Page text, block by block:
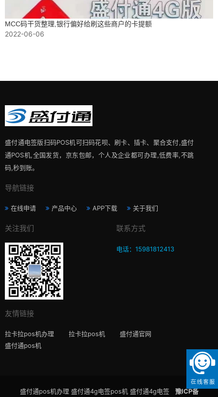
MCC码干货整理,银行偏好给刷这些商户的卡提额
2022-06-06
盛付通电签版扫码POS机可扫码花呗、刷卡、插卡、聚合支付,盛付
通POS机,全国发货，京东包邮，个人及企业都可办理,低费率,不跳
码,秒到账。
导航链接
在线申请 产品中心 APP下载 关于我们
关注我们 联系方式
电话：15981812413
友情链接
拉卡拉pos机办理 拉卡拉pos机
盛付通官网
盛付通pos机
盛付通pos机办理 盛付通4g电签pos机 盛付通4g电签 豫ICP备